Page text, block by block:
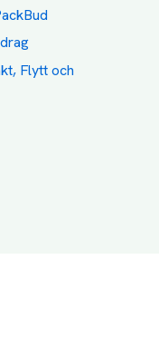
Flytt och